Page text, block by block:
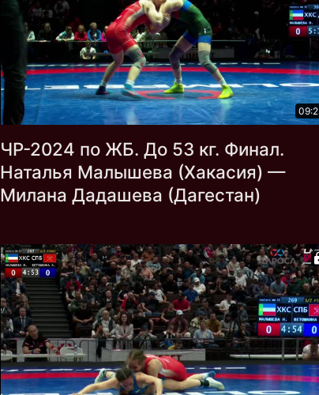
ЧР-2024 по ЖБ. До 53 кг. Финал.
Наталья Малышева (Хакасия) —
Милана Дадашева (Дагестан)